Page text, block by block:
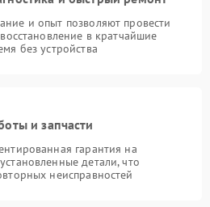
и опыт позволяют провести
в кратчайшие
без устройства
и запчасти
гарантия на
детали, что
неисправностей